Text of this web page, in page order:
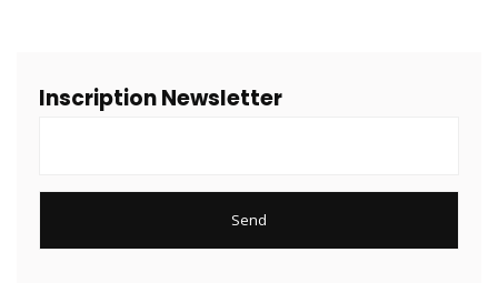
Inscription Newsletter